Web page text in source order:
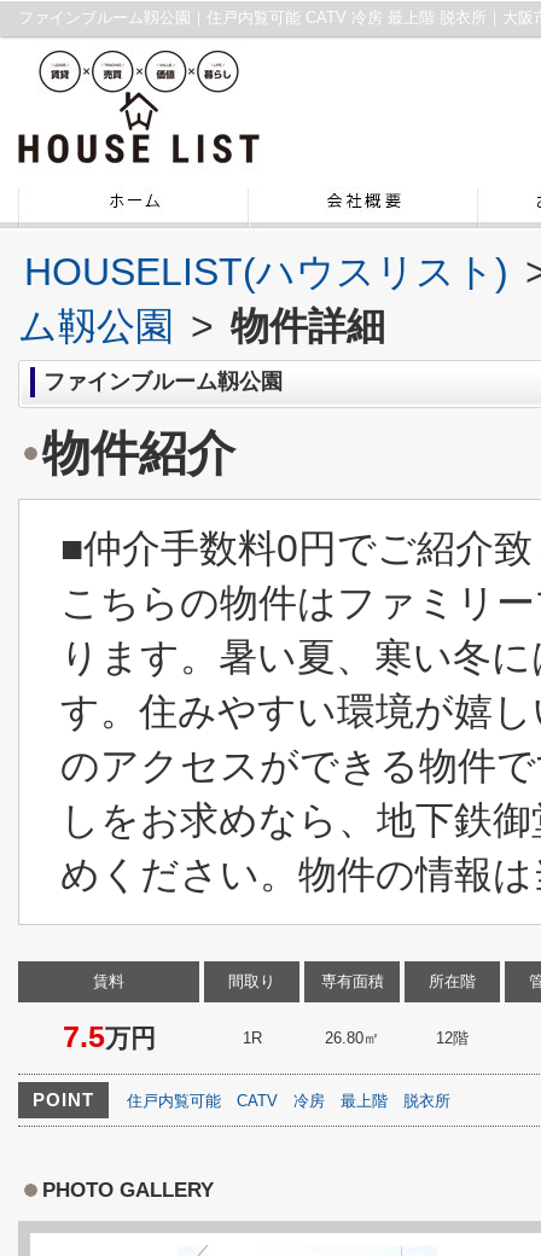
HOUSELIST(ハウスリスト)
ム靱公園 > 物件詳細
ファインブルーム靱公園
物件紹介
■仲介手数料0円でご紹介
こちらの物件はファミリ
ります。暑い夏、寒い冬
す。住みやすい環境が嬉
のアクセスができる物件
しをお求めなら、地下鉄
めください。物件の情報
賃料
7.5万円
間取り
1R
専有面積
26.80㎡
所在階
12階
POINT 住戸内覧可能 CATV 冷房 最上階 脱衣所
PHOTO GALLERY